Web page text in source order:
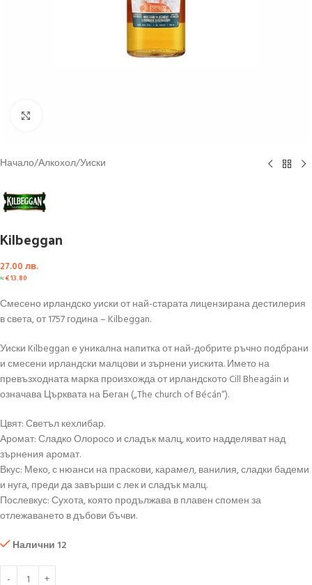
Начало/Алкохол/Уиски
Kilbeggan
27.00 лв.
≈€13.80
Смесено ирландско уиски от най-старата лицензирана дестилерия
в света, от 1757 година – Kilbeggan.
Уиски Kilbeggan е уникална напитка от най-добрите ръчно подбрани
и смесени ирландски малцови и зърнени уискита. Името на
превъзходната марка произхожда от ирландското Cill Bheagáin и
означава Църквата на Беган („The church of Bécán“).
Цвят: Светъл кехлибар.
Аромат: Сладко Олоросо и сладък малц, които надделяват над
зърнения аромат.
Вкус: Меко, с нюанси на праскови, карамел, ванилия, сладки бадеми
и нуга, преди да завърши с лек и сладък малц.
Послевкус: Сухота, която продължава в плавен спомен за
отлежаването в дъбови бъчви.
Налични 12